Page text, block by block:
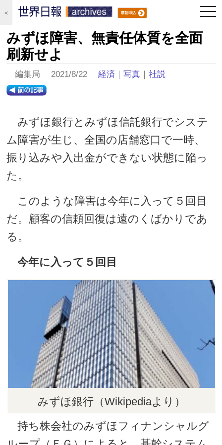
＜
みずほ障害、無責任体質を全面
刷新せよ
編集局 2021/8/22経済 ｜写真 ｜社説
みずほ銀行とみずほ信託銀行でシステ
ム障害が生じ、全国の店舗窓口で一時、
振り込みや入出金ができない状態に陥っ
た。
このような障害は今年に入って５回目
だ。顧客の信頼回復は遠のくばかりであ
る。
今年に入って５回目
みずほ銀行（Wikipediaより）
持ち株会社のみずほフィナンシャルグ